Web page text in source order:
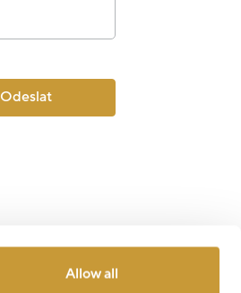
Allow all
Odeslat